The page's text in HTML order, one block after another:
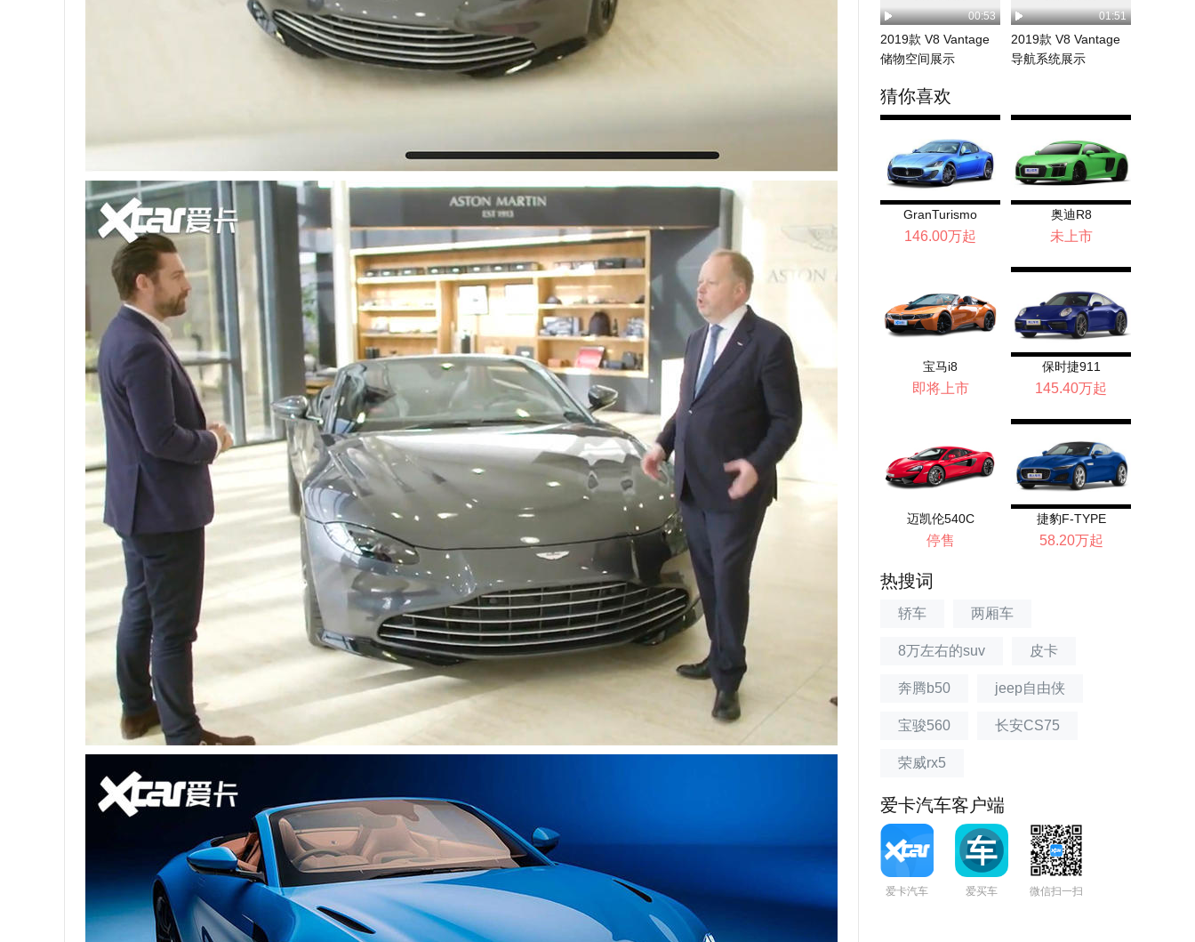
00:53
2019款 V8 Vantage
储物空间展示
01:51
2019款 V8 Vantage
导航系统展示
猜你喜欢
GranTurismo
146.00万起
奥迪R8
未上市
宝马i8
即将上市
保时捷911
145.40万起
迈凯伦540C
停售
捷豹F-TYPE
58.20万起
热搜词
轿车 两厢车
8万左右的suv 皮卡
奔腾b50 jeep自由侠
宝骏560 长安CS75
荣威rx5
爱卡汽车客户端
爱卡汽车 爱买车 微信扫一扫